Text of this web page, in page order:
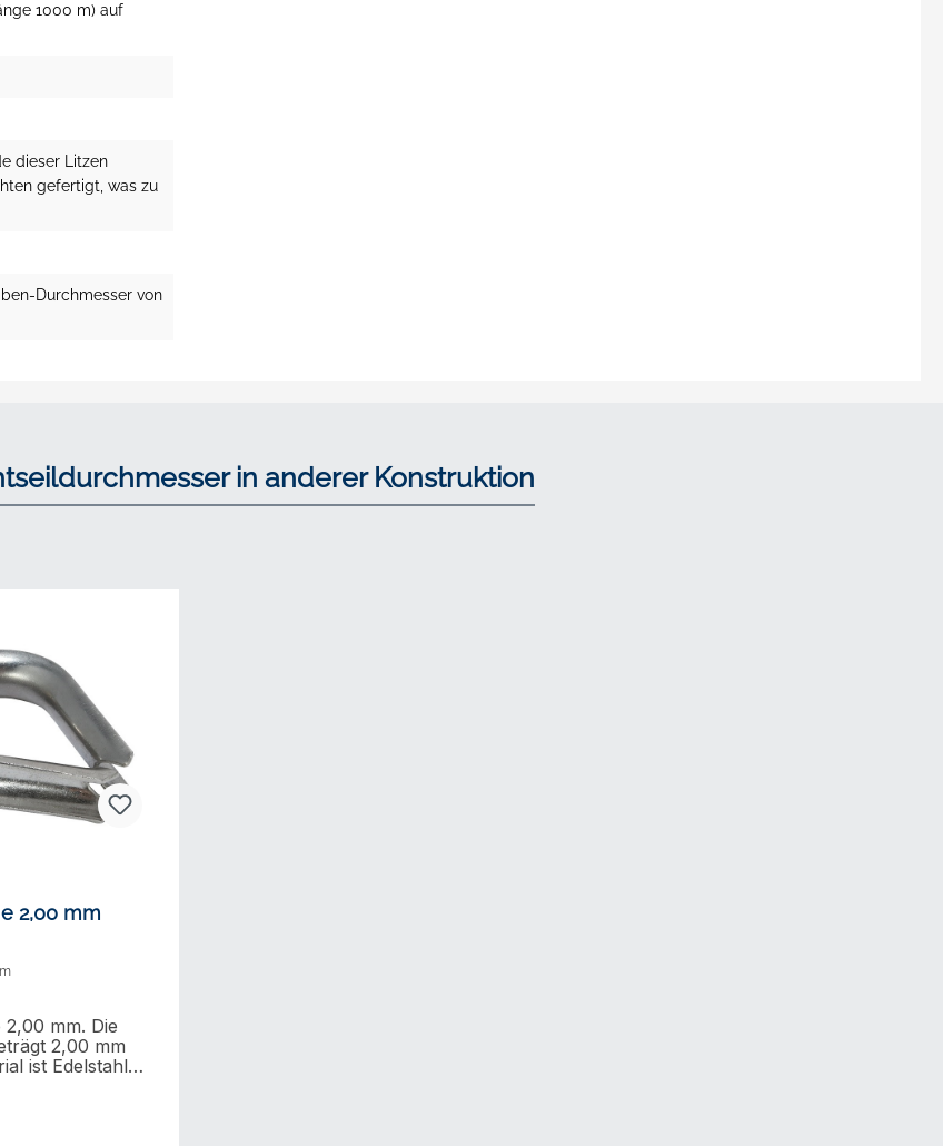
1000 m) auf
dieser Litzen
gefertigt, was zu
Durchmesser von
in anderer Konstruktion
2,00 mm
mm. Die
2,00 mm
ist Edelstahl